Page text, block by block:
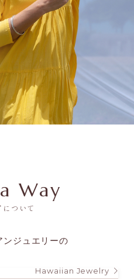
Way
について
ンジュエリーの
Hawaiian Jewelry